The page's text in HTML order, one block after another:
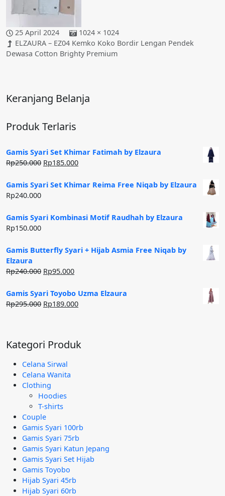
25 April 2024
1024 × 1024
ELZAURA – EZ04 Kemko Koko Bordir Lengan Pendek
Dewasa Cotton Brighty Premium
Keranjang Belanja
Produk Terlaris
Gamis Syari Set Khimar Fatimah by Elzaura
Rp250.000 Harga
adalah:
Rp185.000Harga
ini
Gamis Syari Set Khimar Reima Free Niqab by Elzaura
Rp240.000
Gamis Syari Kombinasi Motif Raudhah by Elzaura
Rp150.000
Gamis Butterfly Syari + Hijab Asmia Free Niqab by
Elzaura
Rp240.000 Harga
adalah:
Rp240.000.
Rp95.000Harga
ini
adalah:
Gamis Syari Toyobo Uzma Elzaura
Rp295.000 Harga
Rp189.000Harga
Rp189.000.
Kategori Produk
Celana Sirwal
Celana Wanita
Clothing
Hoodies
T-shirts
Couple
Gamis Syari 100rb
Gamis Syari 75rb
Gamis Syari Katun Jepang
Gamis Syari Set Hijab
Gamis Toyobo
Hijab Syari 45rb
Hijab Syari 60rb